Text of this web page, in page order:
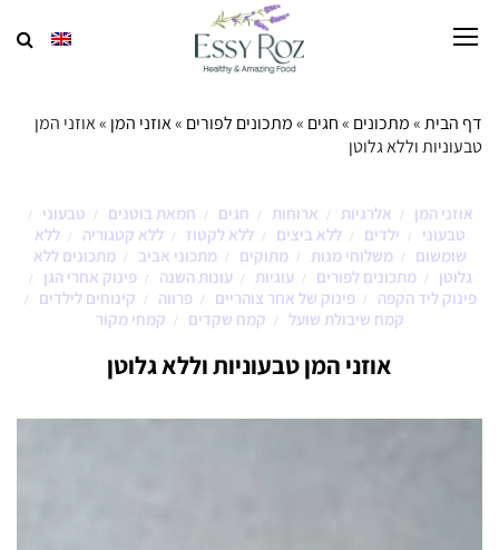
דף הבית»מתכונים »חגים »מתכונים לפורים »אוזני המן »אוזני המן
טבעוניות וללא גלוטן
אוזני המן / אלרגיות / ארוחות / חגים / חמאת בוטנים / טבעוני /
טבעוני / ילדים / ללא ביצים / ללא לקטוז / ללא קטגוריה /
ללא
שומשום
/ משלוחי מנות / מתוקים / מתכוני אביב /
מתכונים ללא
גלוטן
/ מתכונים לפורים / עוגיות / עונות השנה / פינוק אחרי הגן /
פינוק ליד הקפה / פינוק של אחר צוהריים / פרווה / קינוחים לילדים /
קמח שיבולת שועל / קמח שקדים / קמחי מקור
אוזני המן טבעוניות וללא גלוטן